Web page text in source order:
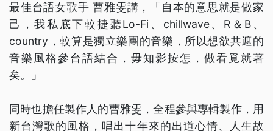
最佳台語女歌手 曹雅雯講，「自本的意思就是做家
己，我私底下較捷聽Lo-Fi、chillwave、R＆B、
country，較算是獨立樂團的音樂，所以想欲共遮的
音樂風格參台語結合，毋知影按怎，做看覓就著
矣。」
同時也擔任製作人的曹雅雯，全程參與專輯製作，用
新台灣歌的風格，唱出十年來的出道心情、人生故